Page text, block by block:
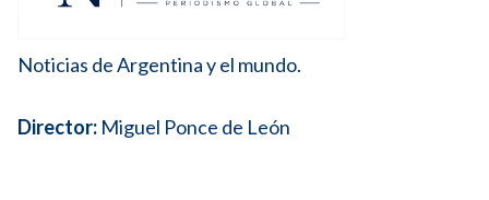
Noticias de Argentina y el mundo.
Director: Miguel Ponce de León